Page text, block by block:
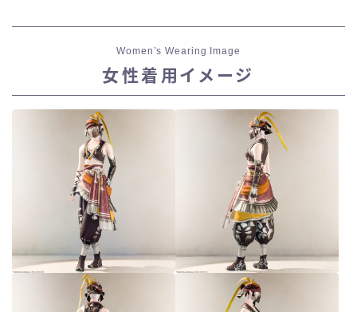
ローライズ
ミニスカート
ロングスカート
インナーパンツ付きスカート
ショートパンツ
Women’s Wearing Image
女性着用イメージ